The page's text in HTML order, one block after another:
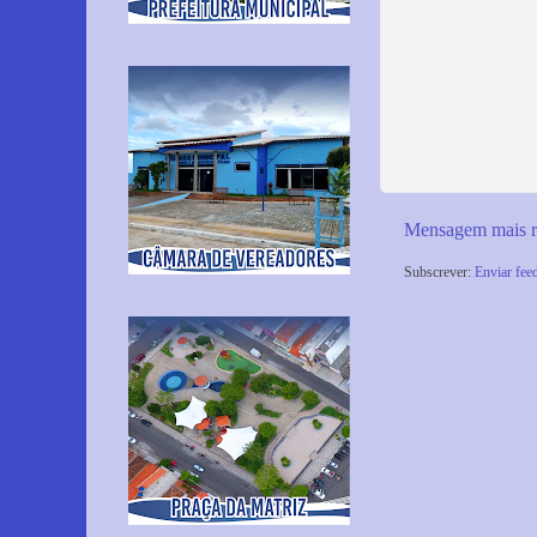
Mensagem mais
Subscrever: Enviar